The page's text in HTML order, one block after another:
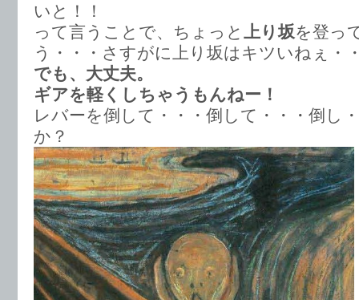
いと！！
って言うことで、ちょっと 上り坂を登っ
う・・・さすがに上り坂はキツいねぇ・
でも、大丈夫。
ギアを軽くしちゃうもんねー！
レバーを倒して・・・倒して・・・倒し
か？